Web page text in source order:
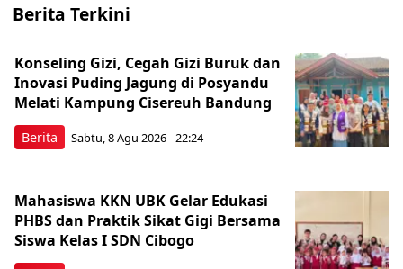
Berita Terkini
Berita
Konseling Gizi, Cegah Gizi Buruk dan
Inovasi Puding Jagung di Posyandu
Melati Kampung Cisereuh Bandung
Sabtu, 8 Agu 2026 - 22:24
Mahasiswa KKN UBK Gelar Edukasi
PHBS dan Praktik Sikat Gigi Bersama
Siswa Kelas I SDN Cibogo